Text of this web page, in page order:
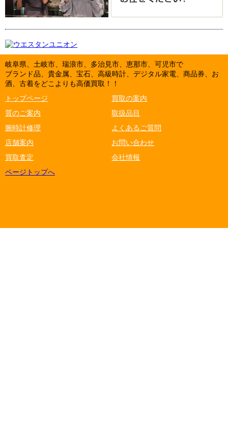
岐阜県、土岐市、瑞浪市、多治見市、恵那市、可児市で
ブランド品、貴金属、宝石、高級時計、デジタル家電、商品券、お
酒、古着をどこよりも高価買取！！
トップページ
買取の案内
質のご案内
取扱品目
腕時計修理
よくあるご質問
店舗案内
お問い合わせ
買取査定
会社情報
ページトップへ